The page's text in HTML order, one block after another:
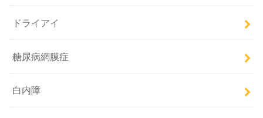
ドライアイ
糖尿病網膜症
白内障